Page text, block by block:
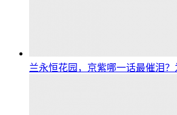
兰永恒花园，京紫哪一话最催泪？